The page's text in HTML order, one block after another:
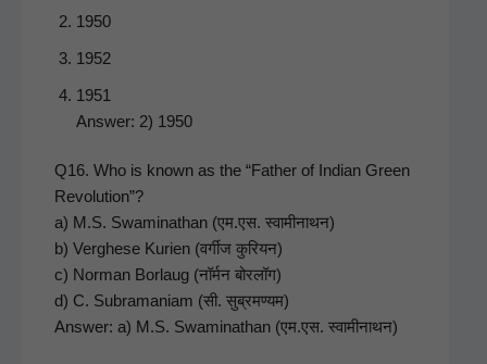
1950
1952
1951
Answer: 2) 1950
Q16. Who is known as the “Father of Indi­an Green
Rev­o­lu­tion”?
a) M.S. Swami­nathan (एम.एस. स्वामीनाथन)
b) Vergh­ese Kurien (वर्गीज कुरियन)
c) Nor­man Bor­laug (नॉर्मन बोरलॉग)
d) C. Sub­ra­ma­ni­am (सी. सुब्रमण्यम)
Answer: a) M.S. Swami­nathan (एम.एस. स्वामीनाथन)